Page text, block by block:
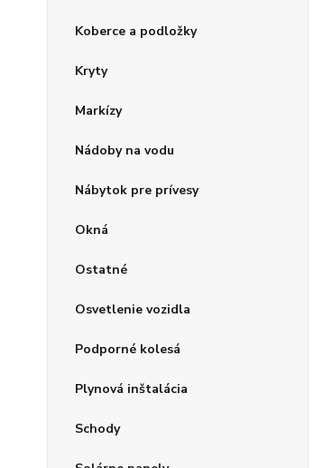
Koberce a podložky
Kryty
Markízy
Nádoby na vodu
Nábytok pre prívesy
Okná
Ostatné
Osvetlenie vozidla
Podporné kolesá
Plynová inštalácia
Schody